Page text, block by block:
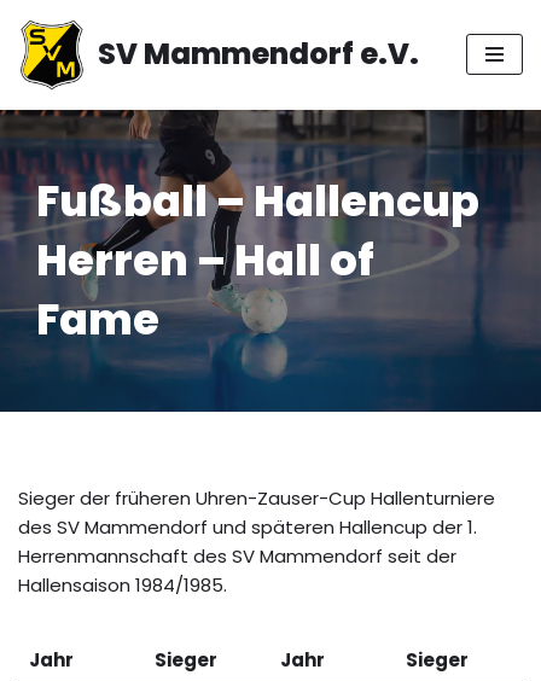
Zum
Inhalt
springen
SV Mammendorf e.V.
Fußball – Hallencup
Herren – Hall of
Fame
Sieger der früheren Uhren-Zauser-Cup Hallenturniere
des SV Mammendorf und späteren Hallencup der 1.
Herrenmannschaft des SV Mammendorf seit der
Hallensaison 1984/1985.
Jahr Sieger Jahr Sieger